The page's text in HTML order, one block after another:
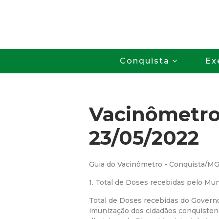
Conquista
23/05/2022
Guia do Vacinômetro - Conquista/MG
1. Total de Doses recebidas pelo
Total de Doses recebidas do
imunização dos cidadãos